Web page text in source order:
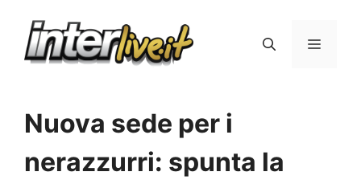
Menu
Nuova sede per i
nerazzurri: spunta la